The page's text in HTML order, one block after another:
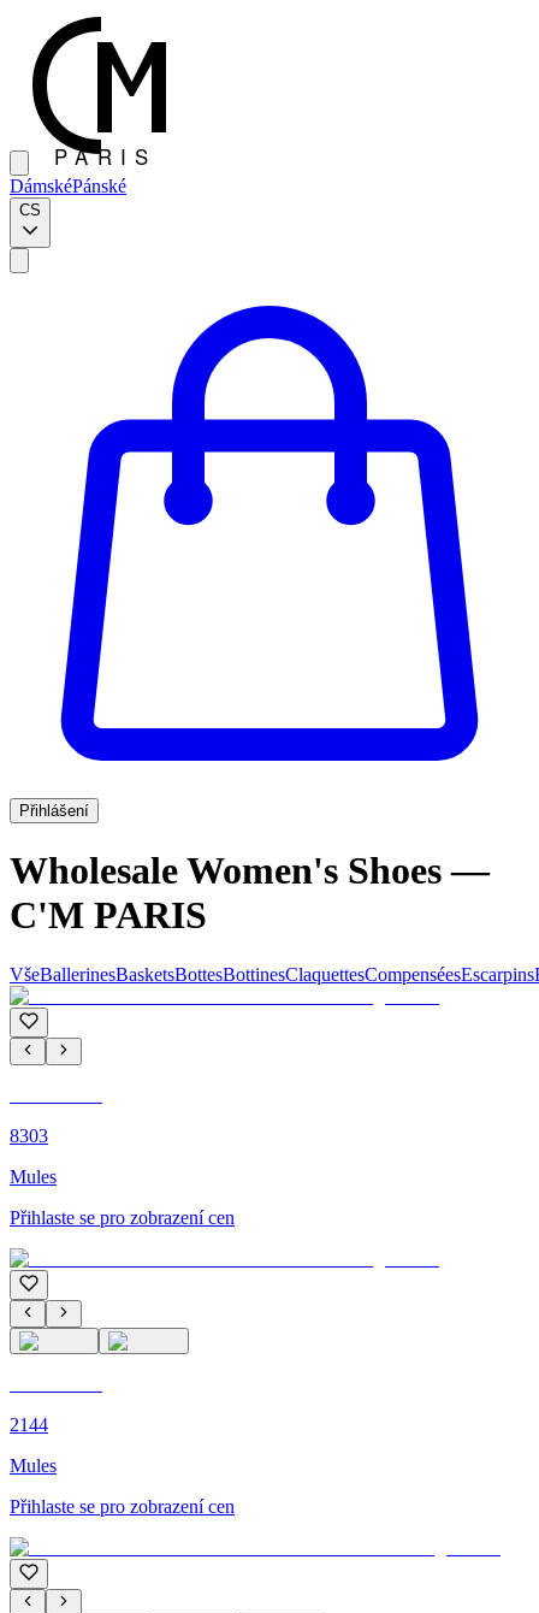
DámskéPánské
CS
Přihlášení
Wholesale Women's Shoes —
C'M PARIS
VšeBallerinesBasketsBottesBottinesClaquettesCompenséesEscarpins
8303
Mules
Přihlaste se pro zobrazení cen
2144
Mules
Přihlaste se pro zobrazení cen